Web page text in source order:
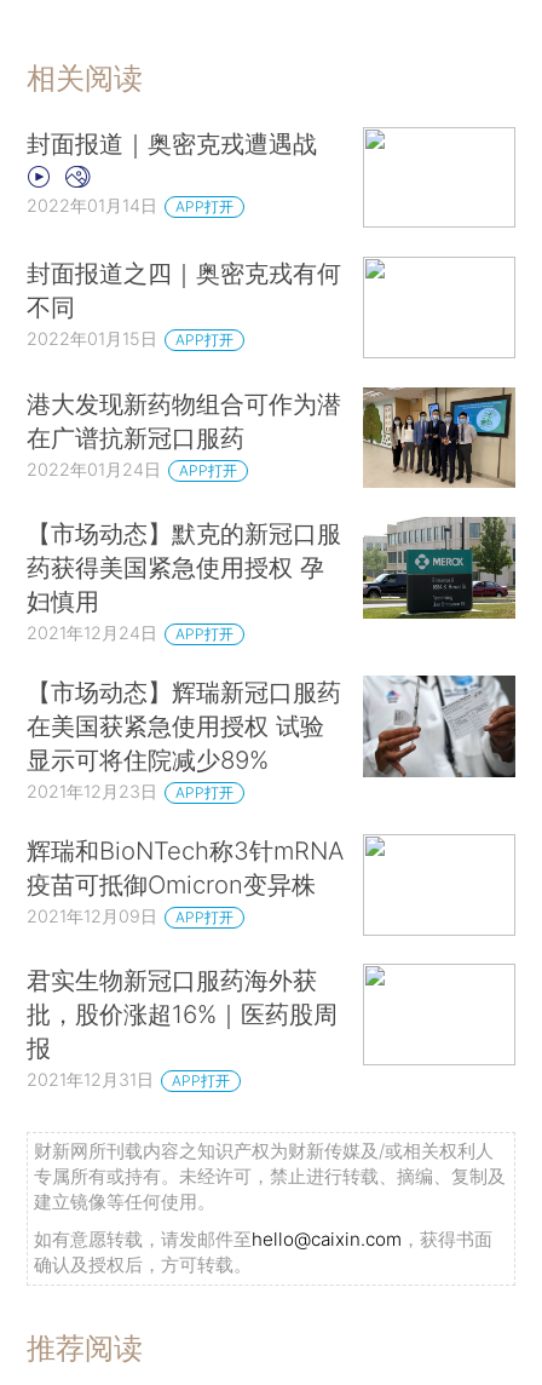
相关阅读
封面报道｜奥密克戎遭遇战
2022年01月14日 APP打开
封面报道之四｜奥密克戎有何
不同
2022年01月15日 APP打开
港大发现新药物组合可作为潜
在广谱抗新冠口服药
2022年01月24日 APP打开
【市场动态】默克的新冠口服
药获得美国紧急使用授权 孕
妇慎用
2021年12月24日 APP打开
【市场动态】辉瑞新冠口服药
在美国获紧急使用授权 试验
显示可将住院减少89%
2021年12月23日 APP打开
辉瑞和BioNTech称3针mRNA
疫苗可抵御Omicron变异株
2021年12月09日 APP打开
君实生物新冠口服药海外获
批，股价涨超16%｜医药股周
报
2021年12月31日 APP打开
财新网所刊载内容之知识产权为财新传媒及/或相关权利人
专属所有或持有。未经许可，禁止进行转载、摘编、复制及
建立镜像等任何使用。
如有意愿转载，请发邮件至hello@caixin.com ，获得书面
确认及授权后，方可转载。
推荐阅读